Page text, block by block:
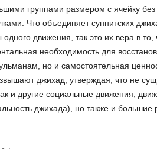
группами размером с ячейку
Что объединяет суннитских
движения, так это их вера в
необходимость для
но и самостоятельная
джихад, утверждая, что не
и другие социальные движения,
джихада), но также и большие